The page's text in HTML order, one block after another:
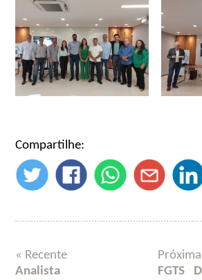
Compartilhe:
« Recente
Analista
FGTS